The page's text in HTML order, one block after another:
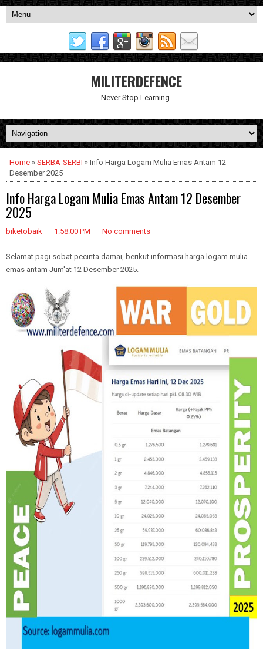
MILITERDEFENCE
Never Stop Learning
Home » SERBA-SERBI » Info Harga Logam Mulia Emas Antam 12
Desember 2025
Info Harga Logam Mulia Emas Antam 12 Desember
2025
biketobaik 1:58:00 PM No comments
Selamat pagi sobat pecinta damai, berikut informasi harga logam mulia
emas antam Jum'at 12 Desember 2025.